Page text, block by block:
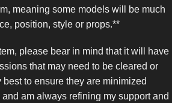
meaning some models will be much
position, style or props.**
please bear in mind that it will have
that may need to be cleared or
to ensure they are minimized
am always refining my support and